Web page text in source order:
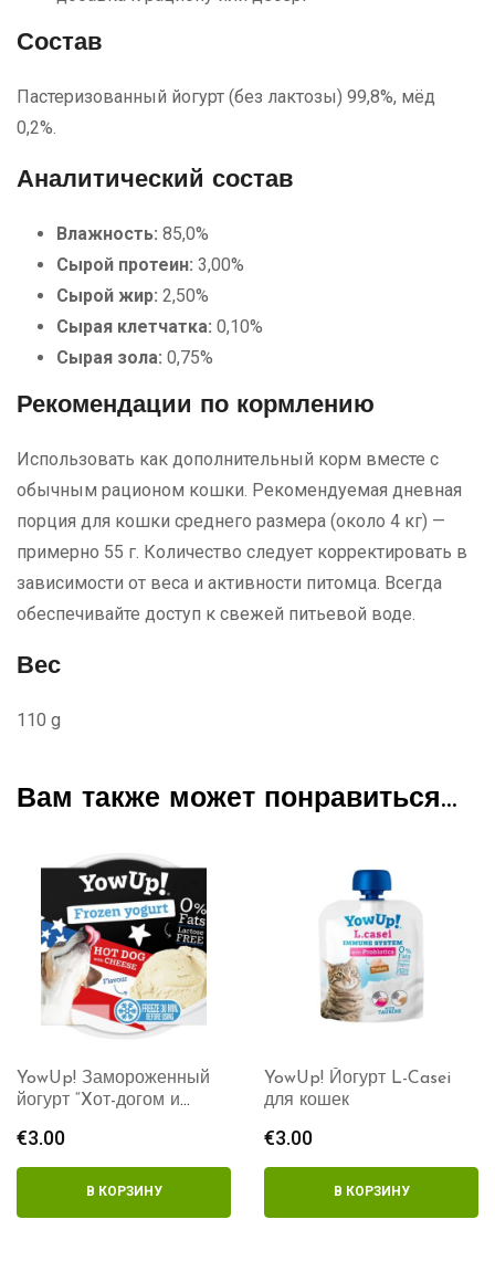
Состав
Пастеризованный йогурт (без лактозы) 99,8%, мёд
0,2%.
Аналитический состав
Влажность: 85,0%
Сырой протеин: 3,00%
Сырой жир: 2,50%
Сырая клетчатка: 0,10%
Сырая зола: 0,75%
Рекомендации по кормлению
Использовать как дополнительный корм вместе с
обычным рационом кошки. Рекомендуемая дневная
порция для кошки среднего размера (около 4 кг) —
примерно 55 г. Количество следует корректировать в
зависимости от веса и активности питомца. Всегда
обеспечивайте доступ к свежей питьевой воде.
Вес
110 g
Вам также может понравиться…
YowUp! Замороженный
йогурт “Xот-догом и
€3.00
В КОРЗИНУ
YowUp! Йогурт L-Casei
для кошек
€3.00
В КОРЗИНУ